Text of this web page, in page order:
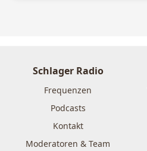
Schlager Radio
Frequenzen
Podcasts
Kontakt
Moderatoren & Team